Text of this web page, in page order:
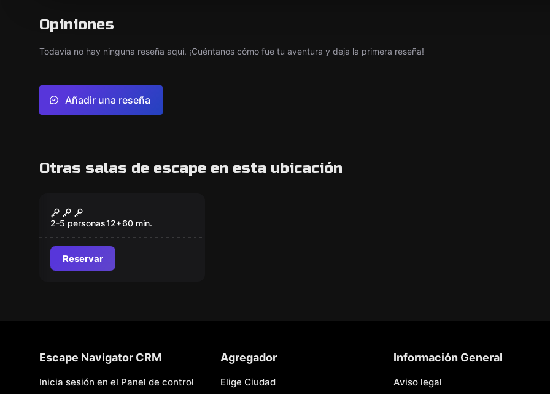
Opiniones
Todavía no hay ninguna reseña aquí. ¡Cuéntanos cómo fue tu aventura y deja la primera reseña!
Añadir una reseña
Otras salas de escape en esta ubicación
Dementia
2-5 personas12+60 min.
Reservar
Escape Navigator CRM
Inicia sesión en el Panel de control
Agregador
Elige Ciudad
Información General
Aviso legal